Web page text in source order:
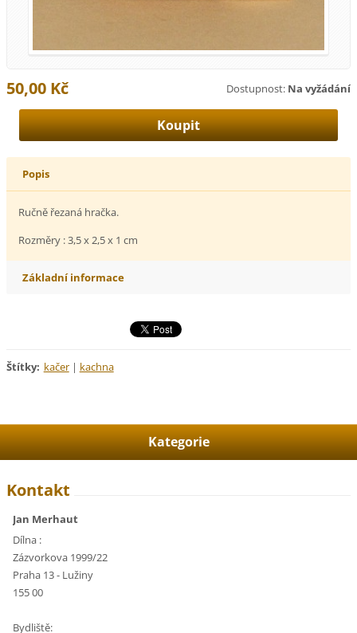
Dostupnost: Na vyžádání
50,00 Kč
Popis
Ručně řezaná hračka.
Rozměry : 3,5 x 2,5 x 1 cm
Základní informace
Štítky: kačer | kachna
Kategorie
Kontakt
Jan Merhaut
Dílna :
Zázvorkova 1999/22
Praha 13 - Lužiny
155 00
Bydliště: